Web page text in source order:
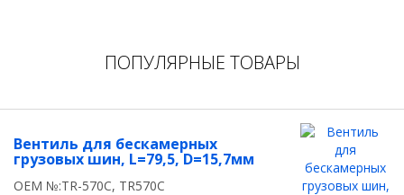
ПОПУЛЯРНЫЕ ТОВАРЫ
Вентиль для бескамерных
грузовых шин, L=79,5, D=15,7мм
OEM №:TR-570С, TR570С